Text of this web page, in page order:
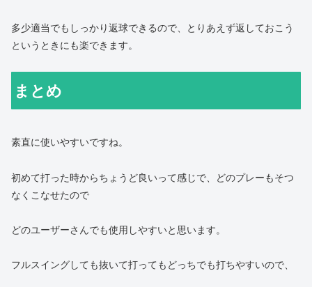
多少適当でもしっかり返球できるので、とりあえず返しておこう
というときにも楽できます。
まとめ
素直に使いやすいですね。
初めて打った時からちょうど良いって感じで、どのプレーもそつ
なくこなせたので
どのユーザーさんでも使用しやすいと思います。
フルスイングしても抜いて打ってもどっちでも打ちやすいので、